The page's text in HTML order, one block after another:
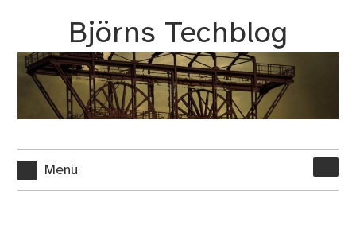
springen
Björns Techblog
Menü
nach: